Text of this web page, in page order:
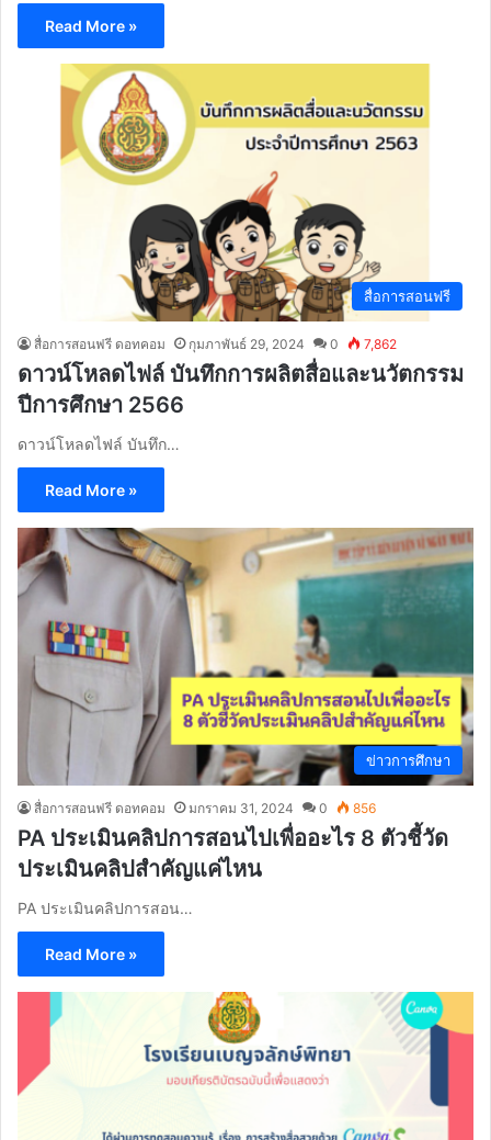
Read More »
สื่อการสอนฟรี
สื่อการสอนฟรี ดอทคอม กุมภาพันธ์ 29, 2024 0 7,862
ดาวน์โหลดไฟล์ บันทึกการผลิตสื่อและนวัตกรรม
ปีการศึกษา 2566
ดาวน์โหลดไฟล์ บันทึก…
Read More »
ข่าวการศึกษา
สื่อการสอนฟรี ดอทคอม มกราคม 31, 2024 0 856
PA ประเมินคลิปการสอนไปเพื่ออะไร 8 ตัวชี้วัด
ประเมินคลิปสำคัญแค่ไหน
PA ประเมินคลิปการสอน…
Read More »